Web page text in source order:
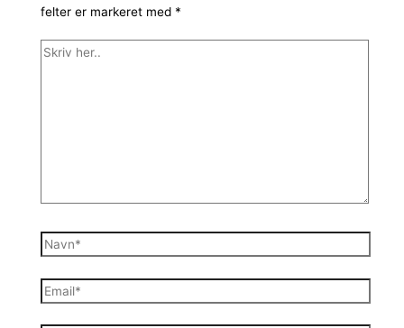
felter er markeret med *
Skriv
Navn*
Email*